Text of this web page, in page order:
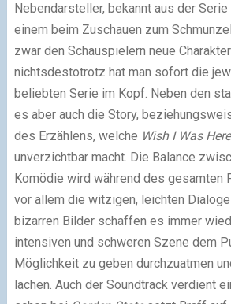
Nebendarsteller, bekannt aus der Serie
einem beim Zuschauen zum
zwar den Schauspielern neue
nichtsdestotrotz hat man sofort die
beliebten Serie im Kopf. Neben den
es aber auch die Story,
des Erzählens, welche Wish I Was Here
unverzichtbar macht. Die Balance
Komödie wird während des gesamten
vor allem die witzigen, leichten
bizarren Bilder schaffen es immer
intensiven und schweren Szene dem
Möglichkeit zu geben durchzuatmen
lachen. Auch der Soundtrack verdient